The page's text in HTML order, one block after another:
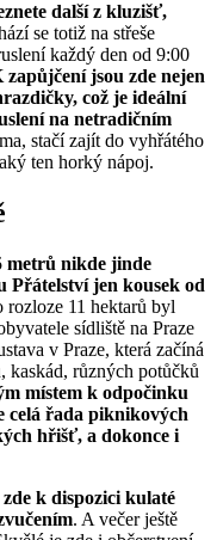
další z kluzišť,
se totiž na střeše
každý den od 9:00
zapůjčení jsou zde nejen
což je ideální
na netradičním
stačí zajít do vyhřátého
ten horký nápoj.
metrů nikde jinde
Přátelství jen kousek od
rozloze 11 hektarů byl
sídliště na Praze
v Praze, která začíná
kaskád, různých potůčků
místem k odpočinku
celá řada piknikových
hřišť, a dokonce i
k dispozici kulaté
. A večer ještě